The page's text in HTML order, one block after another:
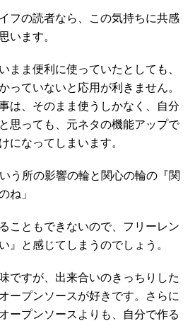
フの読者なら、この気持ちに共感
います。
ま便利に使っていたとしても、
っていないと応用が利きません。
は、そのまま使うしかなく、自分
思っても、元ネタの機能アップで
になってしまいます。
う所の影響の輪と関心の輪の『関
ね」
こともできないので、フリーレン
』と感じてしまうのでしょう。
ですが、出来合いのきっちりした
ープンソースが好きです。さらに
ープンソースよりも、自分で作る